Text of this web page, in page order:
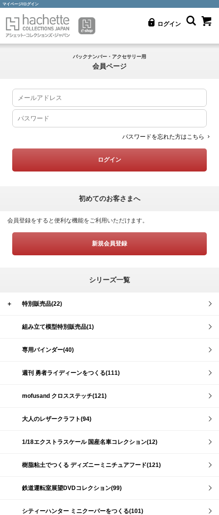
マイページ/ログイン
ログイン
バックナンバー・アクセサリー用
会員ページ
パスワードを忘れた方はこちら
初めてのお客さまへ
会員登録をすると便利な機能をご利用いただけます。
新規会員登録
シリーズ一覧
＋ 特別販売品(22)
組み立て模型特別販売品(1)
専用バインダー(40)
週刊 勇者ライディーンをつくる(111)
mofusand クロスステッチ(121)
大人のレザークラフト(94)
1/18エクストラスケール 国産名車コレクション(12)
樹脂粘土でつくる ディズニーミニチュアフード(121)
鉄道運転室展望DVDコレクション(99)
シティーハンター ミニクーパーをつくる(101)